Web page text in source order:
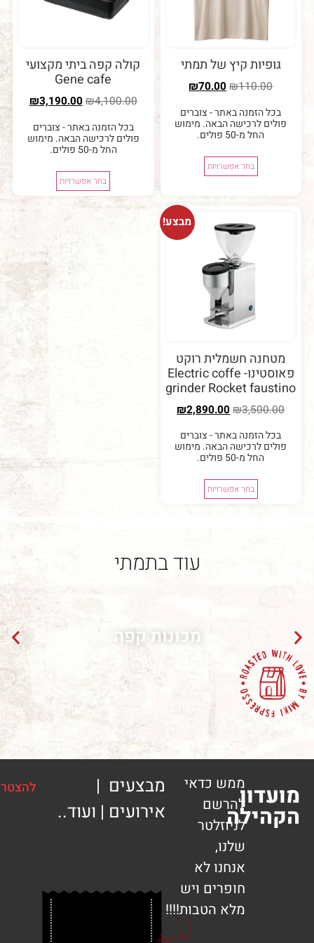
קיץ של תמתי
₪70.00
הזמנה באתר - צוברים
לרכישה הבאה. מימוש
בחר אפשרויות
קולה קפה ביתי מקצועי
Gene cafe
₪
₪3,190.00
בכל הזמנה באתר - צוברים
פולים לרכישה הבאה. מימוש
בחר אפשרויות
מבצע!
חשמלית רוקט
פאוסטינו- Electric coffe
grinder Rocket
₪
₪2,890.00
הזמנה באתר - צוברים
לרכישה הבאה. מימוש
בחר אפשרויות
עוד בתמתי
מכונות קפה
ממש כדאי
להרשם
לניוזלטר
אנחנו לא
חופרים ויש
מלא הטבות!!!!
מבצעים |
אירועים | ועוד..
להצטרפות